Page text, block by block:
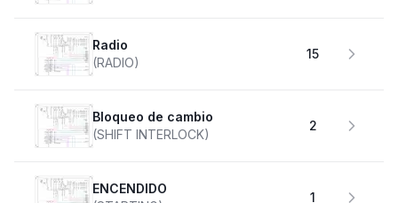
Radio
(RADIO)
15
Bloqueo de cambio
(SHIFT INTERLOCK)
2
ENCENDIDO
1